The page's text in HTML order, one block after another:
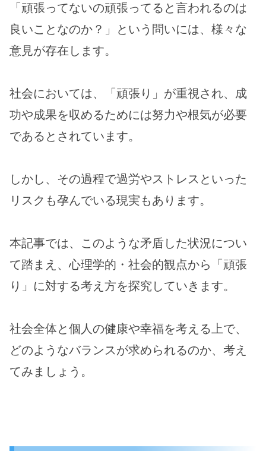
「頑張ってないの頑張ってると言われるのは
良いことなのか？」という問いには、様々な
意見が存在します。
社会においては、「頑張り」が重視され、成
功や成果を収めるためには努力や根気が必要
であるとされています。
しかし、その過程で過労やストレスといった
リスクも孕んでいる現実もあります。
本記事では、このような矛盾した状況につい
て踏まえ、心理学的・社会的観点から「頑張
り」に対する考え方を探究していきます。
社会全体と個人の健康や幸福を考える上で、
どのようなバランスが求められるのか、考え
てみましょう。